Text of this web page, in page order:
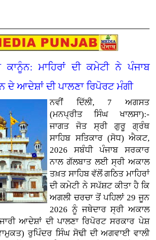
ਕਾਨੂੰਨ: ਮਾਹਿਰਾਂ ਦੀ ਕਮੇਟੀ ਨੇ ਪੰਜਾਬ
ਦੇ ਆਦੇਸ਼ਾਂ ਦੀ ਪਾਲਣਾ ਰਿਪੋਰਟ ਮੰਗੀ
ਨਵੀਂ ਦਿੱਲੀ, 7 ਅਗਸਤ
(ਮਨਪ੍ਰੀਤ ਸਿੰਘ ਖਾਲਸਾ):-
ਜਾਗਤ ਜੋਤ ਸ੍ਰੀ ਗੁਰੂ ਗ੍ਰੰਥ
ਸਾਹਿਬ ਸਤਿਕਾਰ (ਸੋਧ) ਐਕਟ,
2026 ਸਬੰਧੀ ਪੰਜਾਬ ਸਰਕਾਰ
ਨਾਲ ਗੱਲਬਾਤ ਲਈ ਸ੍ਰੀ ਅਕਾਲ
ਤਖ਼ਤ ਸਾਹਿਬ ਵੱਲੋਂ ਗਠਿਤ ਮਾਹਿਰਾਂ
ਦੀ ਕਮੇਟੀ ਨੇ ਸਪੱਸ਼ਟ ਕੀਤਾ ਹੈ ਕਿ
ਅਗਲੀ ਚਰਚਾ ਤੋਂ ਪਹਿਲਾਂ 29 ਜੂਨ
2026 ਨੂੰ ਜਥੇਦਾਰ ਸ੍ਰੀ ਅਕਾਲ
ਆਦੇਸ਼ਾਂ ਦੀ ਪਾਲਣਾ ਰਿਪੋਰਟ ਸਰਕਾਰ ਪੇਸ਼
ਰੁਪਿੰਦਰ ਸਿੰਘ ਸੋਢੀ ਦੀ ਅਗਵਾਈ ਵਾਲੀ